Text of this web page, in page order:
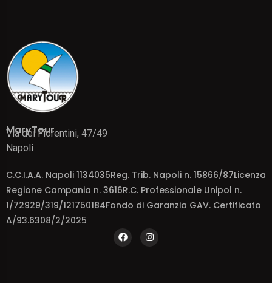
MaryTour
Via dei Fiorentini, 47/49
Napoli
C.C.I.A.A. Napoli 1134035Reg. Trib. Napoli n. 15866/87Licenza
Regione Campania n. 3616R.C. Professionale Unipol n.
1/72929/319/121750184Fondo di Garanzia GAV. Certificato
A/93.6308/2/2025